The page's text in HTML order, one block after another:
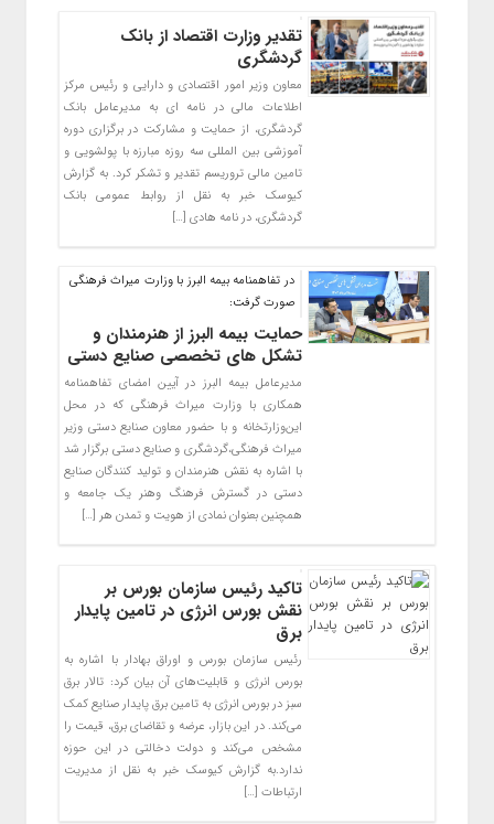
تقدیر وزارت اقتصاد از بانک
گردشگری
معاون وزیر امور اقتصادی و دارایی و رئیس مرکز
اطلاعات مالی در نامه ای به مدیرعامل بانک
گردشگری، از حمایت و مشارکت در برگزاری دوره
آموزشی بین المللی سه روزه مبارزه با پولشویی و
تامین مالی تروریسم تقدیر و تشکر کرد. به گزارش
کیوسک خبر به نقل از روابط عمومی بانک
گردشگری، در نامه هادی […]
در تفاهمنامه بیمه البرز با وزارت میراث فرهنگی
صورت گرفت:
حمایت بیمه البرز از هنرمندان و
تشکل های تخصصی صنایع دستی
مدیرعامل بیمه البرز در آیین امضای تفاهمنامه
همکاری با وزارت میراث فرهنگی که در محل
این‌وزارتخانه و با حضور معاون صنایع دستی وزیر
میراث فرهنگی،گردشگری و صنایع دستی برگزار شد
با اشاره به نقش هنرمندان و‌ تولید کنندگان صنایع
دستی در گسترش فرهنگ و‌هنر یک جامعه و
همچنین‌ بعنوان نمادی از هویت و تمدن هر […]
تاکید رئیس سازمان بورس بر
نقش بورس انرژی در تامین پایدار
برق
رئیس سازمان بورس و اوراق بهادار با اشاره به
بورس انرژی و قابلیت‌های آن بیان کرد: تالار برق
سبز در بورس انرژی به تامین برق پایدار صنایع کمک
می‌کند. در این بازار، عرضه و تقاضای برق، قیمت را
مشخص می‌کند و دولت دخالتی در این حوزه
ندارد.به گزارش کیوسک خبر به نقل از مدیریت
ارتباطات […]